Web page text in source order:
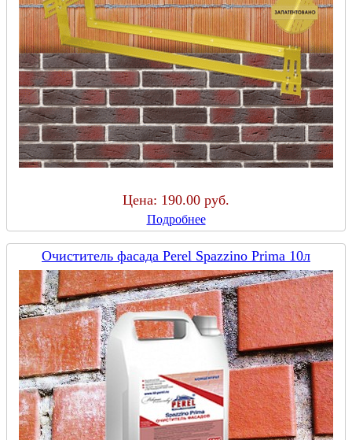
Цена: 190.00 руб.
Подробнее
Очиститель фасада Perel Spazzino Prima 10л